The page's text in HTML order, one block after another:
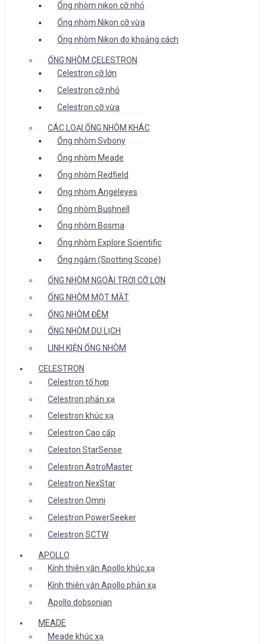
Ống nhòm nikon cỡ nhỏ
Ống nhòm Nikon cỡ vừa
Ống nhòm Nikon đo khoảng cách
ỐNG NHÒM CELESTRON
Celestron cỡ lớn
Celestron cỡ nhỏ
Celestron cỡ vừa
CÁC LOẠI ỐNG NHÒM KHÁC
Ống nhòm Svbony
Ống nhòm Meade
Ống nhòm Redfield
Ống nhòm Angeleyes
Ống nhòm Bushnell
Ống nhòm Bosma
Ống nhòm Explore Scientific
Ống ngắm (Spotting Scope)
ỐNG NHÒM NGOÀI TRỜI CỠ LỚN
ỐNG NHÒM MỘT MẮT
ỐNG NHÒM ĐÊM
ỐNG NHÒM DU LỊCH
LINH KIỆN ỐNG NHÒM
CELESTRON
Celestron tổ hợp
Celestron phản xạ
Celestron khúc xạ
Celestron Cao cấp
Celeston StarSense
Celestron AstroMaster
Celestron NexStar
Celestron Omni
Celestron PowerSeeker
Celestron SCTW
APOLLO
Kính thiên văn Apollo khúc xạ
Kính thiên văn Apollo phản xạ
Apollo dobsonian
MEADE
Meade khúc xạ